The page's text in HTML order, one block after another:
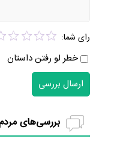
رای شما:
خطر لو رفتن داستان
ارسال بررسی
بررسی‌های مردم